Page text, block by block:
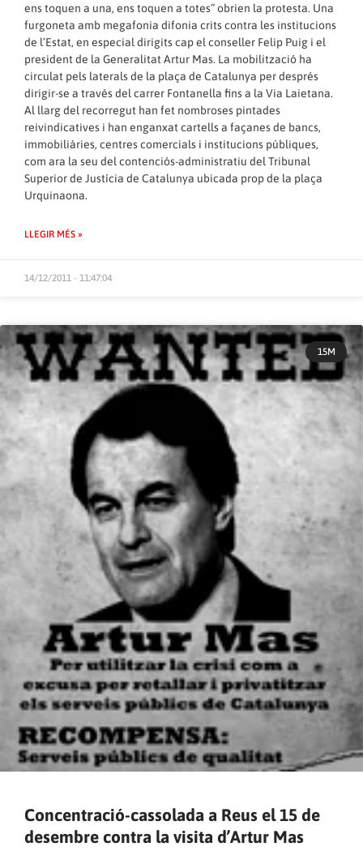
ens toquen a una, ens toquen a totes” obrien la protesta. Una
furgoneta amb megafonia difonia crits contra les institucions
de l’Estat, en especial dirigits cap el conseller Felip Puig i el
president de la Generalitat Artur Mas. La mobilització ha
circulat pels laterals de la plaça de Catalunya per després
dirigir-se a través del carrer Fontanella fins a la Via Laietana.
Al llarg del recorregut han fet nombroses pintades
reivindicatives i han enganxat cartells a façanes de bancs,
immobiliàries, centres comercials i institucions públiques,
com ara la seu del contenciós-administratiu del Tribunal
Superior de Justícia de Catalunya ubicada prop de la plaça
Urquinaona.
LLEGIR MÉS »
14/12/2011 - 11:47:04
15M
Concentració-cassolada a Reus el 15 de
desembre contra la visita d’Artur Mas